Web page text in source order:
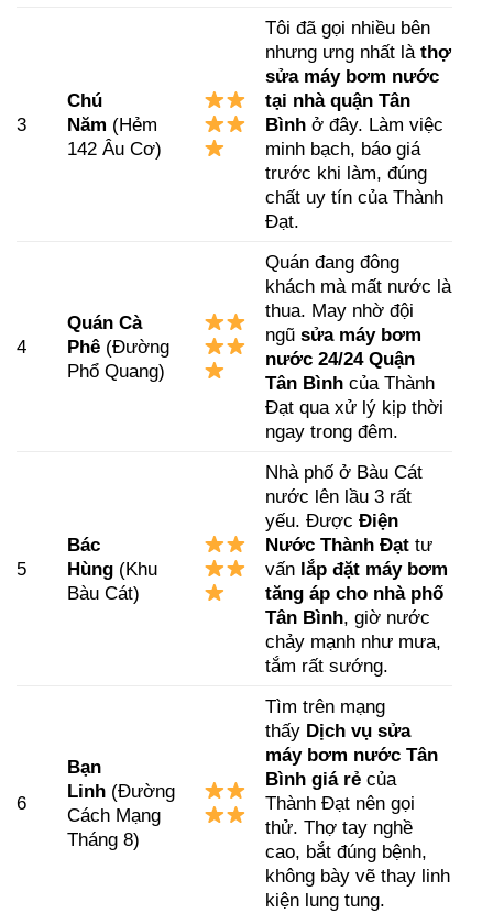
3
Chú
Năm (Hẻm
142 Âu Cơ)
Tôi đã gọi nhiều bên
nhưng ưng nhất làthợ
sửa máy bơm nước
tại nhà quận Tân
Bình ở đây. Làm việc
minh bạch, báo giá
trước khi làm, đúng
chất uy tín của Thành
Đạt.
4
Quán Cà
Phê (Đường
Phổ Quang)
Quán đang đông
khách mà mất nước là
thua. May nhờ đội
ngũ sửa máy bơm
nước 24/24 Quận
Tân Bình của Thành
Đạt qua xử lý kịp thời
ngay trong đêm.
5
Bác
Hùng (Khu
Bàu Cát)
Nhà phố ở Bàu Cát
nước lên lầu 3 rất
yếu. ĐượcĐiện
Nước Thành Đạt tư
vấn lắp đặt máy bơm
tăng áp cho nhà phố
Tân Bình, giờ nước
chảy mạnh như mưa,
tắm rất sướng.
6
Bạn
Linh (Đường
Cách Mạng
Tháng 8)
Tìm trên mạng
thấy Dịch vụ sửa
máy bơm nước Tân
Bình giá rẻ của
Thành Đạt nên gọi
thử. Thợ tay nghề
cao, bắt đúng bệnh,
không bày vẽ thay linh
kiện lung tung.